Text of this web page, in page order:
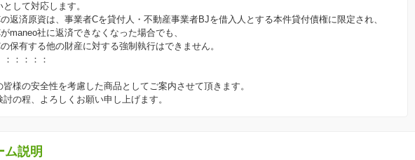
して対応します。
返済原資は、事業者Cを貸付人・不動産事業者BJを借入人とする本件貸付債権に限定され、
maneo社に返済できなくなった場合でも、
保有する他の財産に対する強制執行はできません。
：：：：：
皆様の安全性を考慮した商品としてご案内させて頂きます。
討の程、よろしくお願い申し上げます。
ム説明